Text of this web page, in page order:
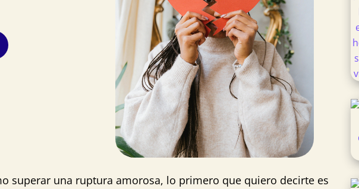
superar una ruptura amorosa, lo primero que quiero decirte es